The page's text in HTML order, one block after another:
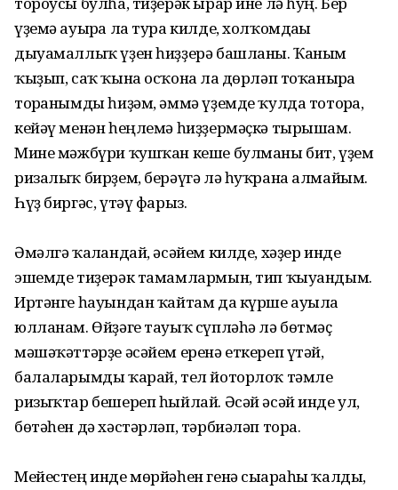
үҙемә ауырға ла тура килде, холҡомдағы
дыуамаллыҡ үҙен һиҙҙерә башланы. Ҡаным
ҡыҙып, саҡ ҡына осҡонға ла дөрләп тоҡанырға
торғанымды һиҙәм, әммә үҙемде ҡулда тоторға,
кейәү менән һеңлемә һиҙҙермәҫкә тырышам.
Мине мәжбүри ҡушҡан кеше булманы бит, үҙем
ризалыҡ бирҙем, берәүгә лә һуҡрана алмайым.
Һүҙ биргәс, үтәү фарыз.
Әмәлгә ҡалғандай, әсәйем килде, хәҙер инде
эшемде тиҙерәк тамамлармын, тип ҡыуандым.
Иртәнге һауындан ҡайтам да күрше ауылға
юлланам. Өйҙәге тауыҡ сүпләһә лә бөтмәҫ
мәшәҡәттәрҙе әсәйем еренә еткереп үтәй,
балаларымды ҡарай, тел йоторлоҡ тәмле
ризыҡтар бешереп һыйлай. Әсәй әсәй инде ул,
бөтәһен дә хәстәрләп, тәрбиәләп тора.
Мейестең инде мөрйәһен генә сығараһы ҡалды,